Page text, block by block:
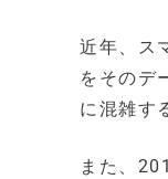
近年、ス
をそのデ
に混雑す
また、